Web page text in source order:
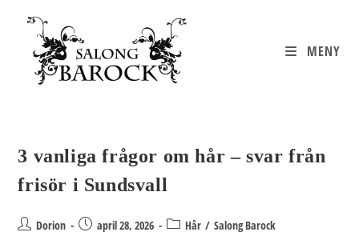
innehållet
MENY
3 vanliga frågor om hår – svar från
frisör i Sundsvall
Inläggsförfattare:
Dorion
Inläggetapril 28, 2026 Inläggskategori:
Hår / Salong Barock